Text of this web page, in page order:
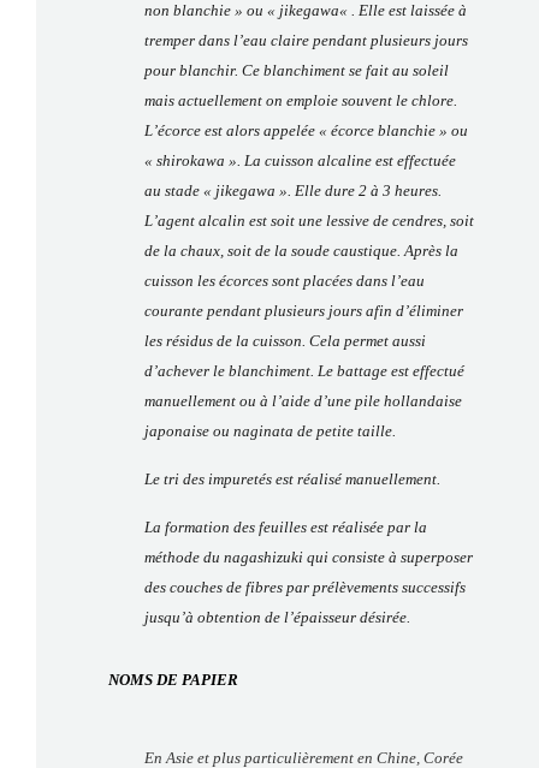
non blanchie » ou « jikegawa« . Elle est laissée à
tremper dans l’eau claire pendant plusieurs jours
pour blanchir. Ce blanchiment se fait au soleil
mais actuellement on emploie souvent le chlore.
L’écorce est alors appelée « écorce blanchie » ou
« shirokawa ». La cuisson alcaline est effectuée
au stade « jikegawa ». Elle dure 2 à 3 heures.
L’agent alcalin est soit une lessive de cendres, soit
de la chaux, soit de la soude caustique.Après la
cuisson les écorces sont placées dans l’eau
courante pendant plusieurs jours afin d’éliminer
les résidus de la cuisson. Cela permet aussi
d’achever le blanchiment. Le battage est effectué
manuellement ou à l’aide d’une pile hollandaise
japonaise ou naginata de petite taille.
Le tri des impuretés est réalisé manuellement.
La formation des feuilles est réalisée par la
méthode du nagashizuki qui consiste à superposer
des couches de fibres par prélèvements successifs
jusqu’à obtention de l’épaisseur désirée.
NOMS DE PAPIER
En Asie et plus particulièrement en Chine, Corée